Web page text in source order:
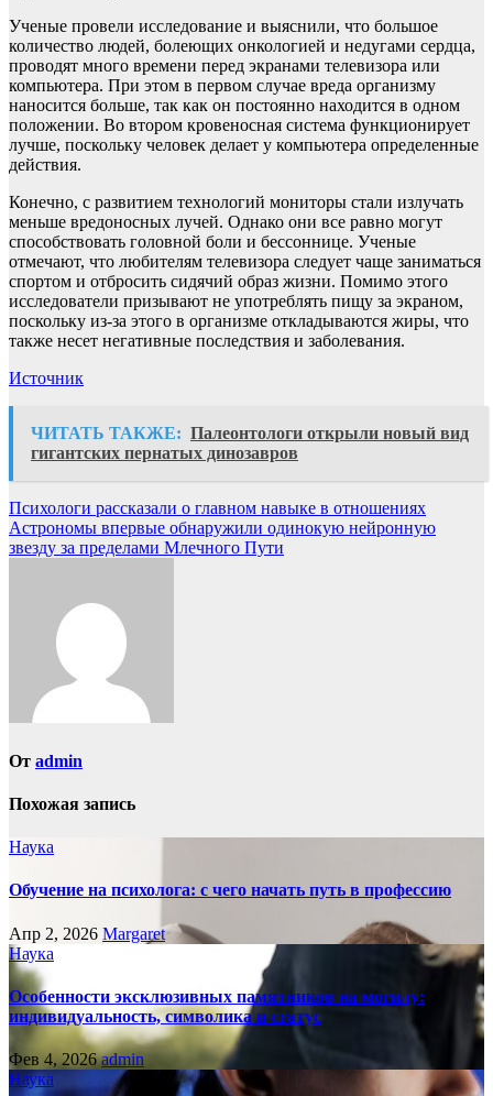
Ученые провели исследование и выяснили, что большое
количество людей, болеющих онкологией и недугами сердца,
проводят много времени перед экранами телевизора или
компьютера. При этом в первом случае вреда организму
наносится больше, так как он постоянно находится в одном
положении. Во втором кровеносная система функционирует
лучше, поскольку человек делает у компьютера определенные
действия.
Конечно, с развитием технологий мониторы стали излучать
меньше вредоносных лучей. Однако они все равно могут
способствовать головной боли и бессоннице. Ученые
отмечают, что любителям телевизора следует чаще заниматься
спортом и отбросить сидячий образ жизни. Помимо этого
исследователи призывают не употреблять пищу за экраном,
поскольку из-за этого в организме откладываются жиры, что
также несет негативные последствия и заболевания.
Источник
ЧИТАТЬ ТАКЖЕ: Палеонтологи открыли новый вид
гигантских пернатых динозавров
Навигация
по
Психологи рассказали о главном навыке в отношениях
Астрономы впервые обнаружили одинокую нейронную
звезду за пределами Млечного Пути
От admin
Похожая запись
Наука
Обучение на психолога: с чего начать путь в профессию
Апр 2, 2026 Margaret
Наука
Особенности эксклюзивных памятников на могилу:
индивидуальность, символика и статус
Фев 4, 2026admin
Наука